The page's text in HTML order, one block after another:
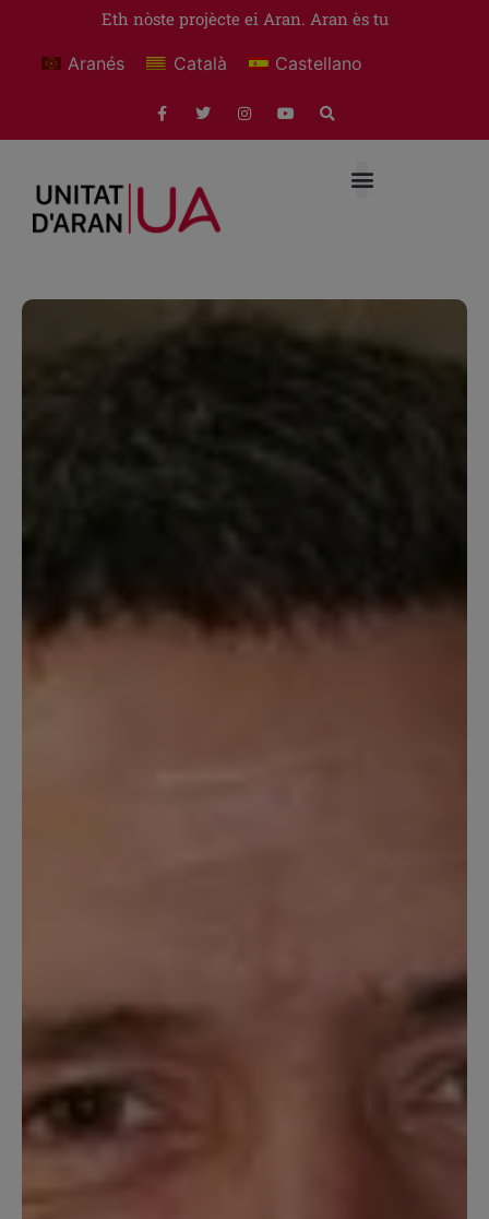
Eth nòste projècte ei Aran. Aran ès tu
Aranés Català Castellano